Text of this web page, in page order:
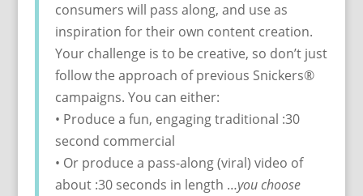
consumers will pass along, and use as
inspiration for their own content creation.
Your challenge is to be creative, so don’t just
follow the approach of previous Snickers®
campaigns. You can either:
• Produce a fun, engaging traditional :30
second commercial
• Or produce a pass-along (viral) video of
about :30 seconds in length …you choose